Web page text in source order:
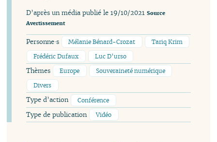
D’après un média publié le 19/10/2021 Source
Avertissement
Personne·s Mélanie Bénard-Crozat
Tariq Krim
Frédéric Dufaux
Luc D’urso
Thèmes Europe
Souveraineté numérique
Divers
Type d’action Conférence
Type de publication Vidéo